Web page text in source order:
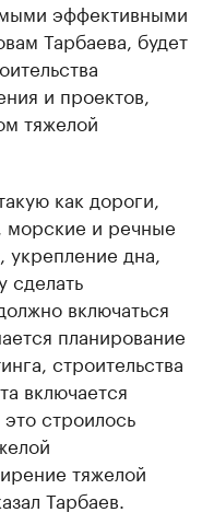
эффективными
Тарбаева, будет
и проектов,
тяжелой
как дороги,
и речные
укрепление дна,
сделать
включаться
планирование
строительства
включается
строилось
тяжелой
Тарбаев.